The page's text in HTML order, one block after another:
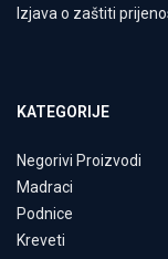
Izjava o zaštiti
KATEGORIJE
Negorivi Proizvodi
Madraci
Podnice
Kreveti